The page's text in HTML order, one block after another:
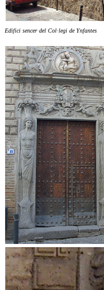
Edifici sencer del Col·legi de Ynfantes